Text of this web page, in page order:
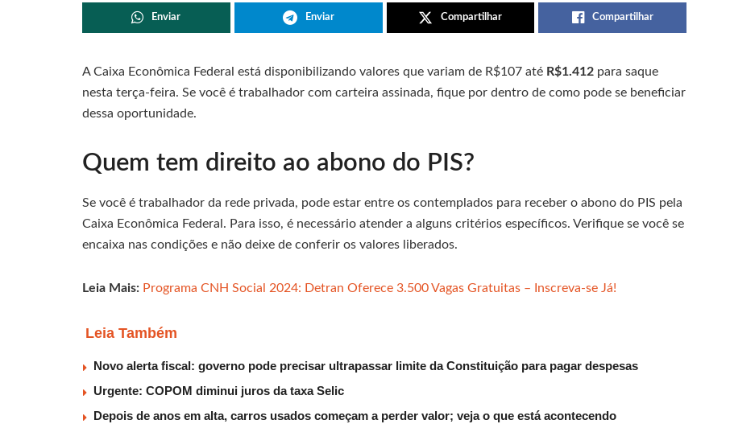
Enviar Enviar Compartilhar Compartilhar
A Caixa Econômica Federal está disponibilizando valores que variam de R$107 até R$1.412 para saque
nesta terça-feira. Se você é trabalhador com carteira assinada, fique por dentro de como pode se beneficiar
dessa oportunidade.
Quem tem direito ao abono do PIS?
Se você é trabalhador da rede privada, pode estar entre os contemplados para receber o abono do PIS pela
Caixa Econômica Federal. Para isso, é necessário atender a alguns critérios específicos. Verifique se você se
encaixa nas condições e não deixe de conferir os valores liberados.
Leia Mais: Programa CNH Social 2024: Detran Oferece 3.500 Vagas Gratuitas – Inscreva-se Já!
Leia Também
Novo alerta fiscal: governo pode precisar ultrapassar limite da Constituição para pagar despesas
Urgente: COPOM diminui juros da taxa Selic
Depois de anos em alta, carros usados começam a perder valor; veja o que está acontecendo